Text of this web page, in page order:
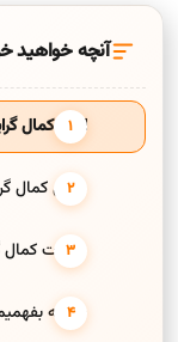
آنچه خواهید
انواع کمال
دلایل کمال
تأثیرات
چگونه